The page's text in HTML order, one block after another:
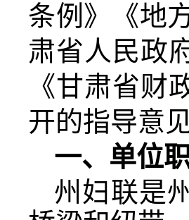
条例》《地
肃省人民政
《甘肃省财
开的指导意
一、单位
州妇联是